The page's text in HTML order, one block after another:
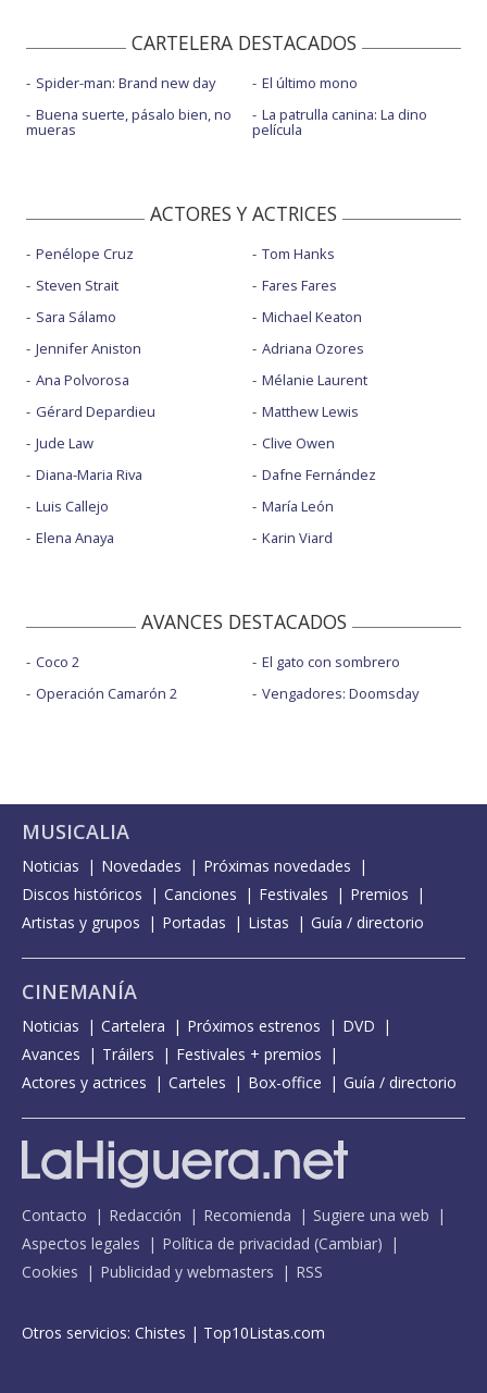
CARTELERA DESTACADOS
Spider-man: Brand new day
Buena suerte, pásalo bien, no
mueras
El último mono
La patrulla canina: La dino
película
ACTORES Y ACTRICES
Penélope Cruz
Steven Strait
Sara Sálamo
Jennifer Aniston
Ana Polvorosa
Gérard Depardieu
Jude Law
Diana-Maria Riva
Luis Callejo
Elena Anaya
Tom Hanks
Fares Fares
Michael Keaton
Adriana Ozores
Mélanie Laurent
Matthew Lewis
Clive Owen
Dafne Fernández
María León
Karin Viard
AVANCES DESTACADOS
Coco 2
Operación Camarón 2
El gato con sombrero
Vengadores: Doomsday
MUSICALIA
Noticias Novedades
Próximas novedades
Discos históricos
Canciones Festivales
Premios
Artistas y grupos
Portadas Listas Guía / directorio
CINEMANÍA
Noticias Cartelera Próximos estrenos
DVD
Avances
Tráilers
Festivales + premios
Actores y actrices
Carteles Box-office Guía / directorio
Contacto Redacción Recomienda
Sugiere una web
Aspectos legales
Política de privacidad (Cambiar)
Cookies
Publicidad y webmasters RSS
Otros servicios: Chistes | Top10Listas.com